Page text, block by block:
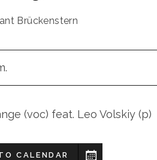
Brückenstern
(voc) feat. Leo Volskiy (p)
CALENDAR